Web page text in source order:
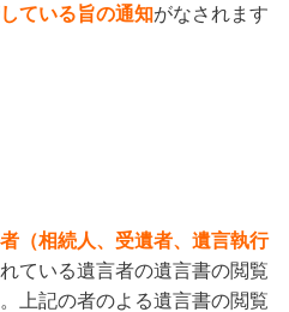
ている旨の通知がなされます
（相続人、受遺者、遺言執行
ている遺言者の遺言書の閲覧
上記の者のよる遺言書の閲覧